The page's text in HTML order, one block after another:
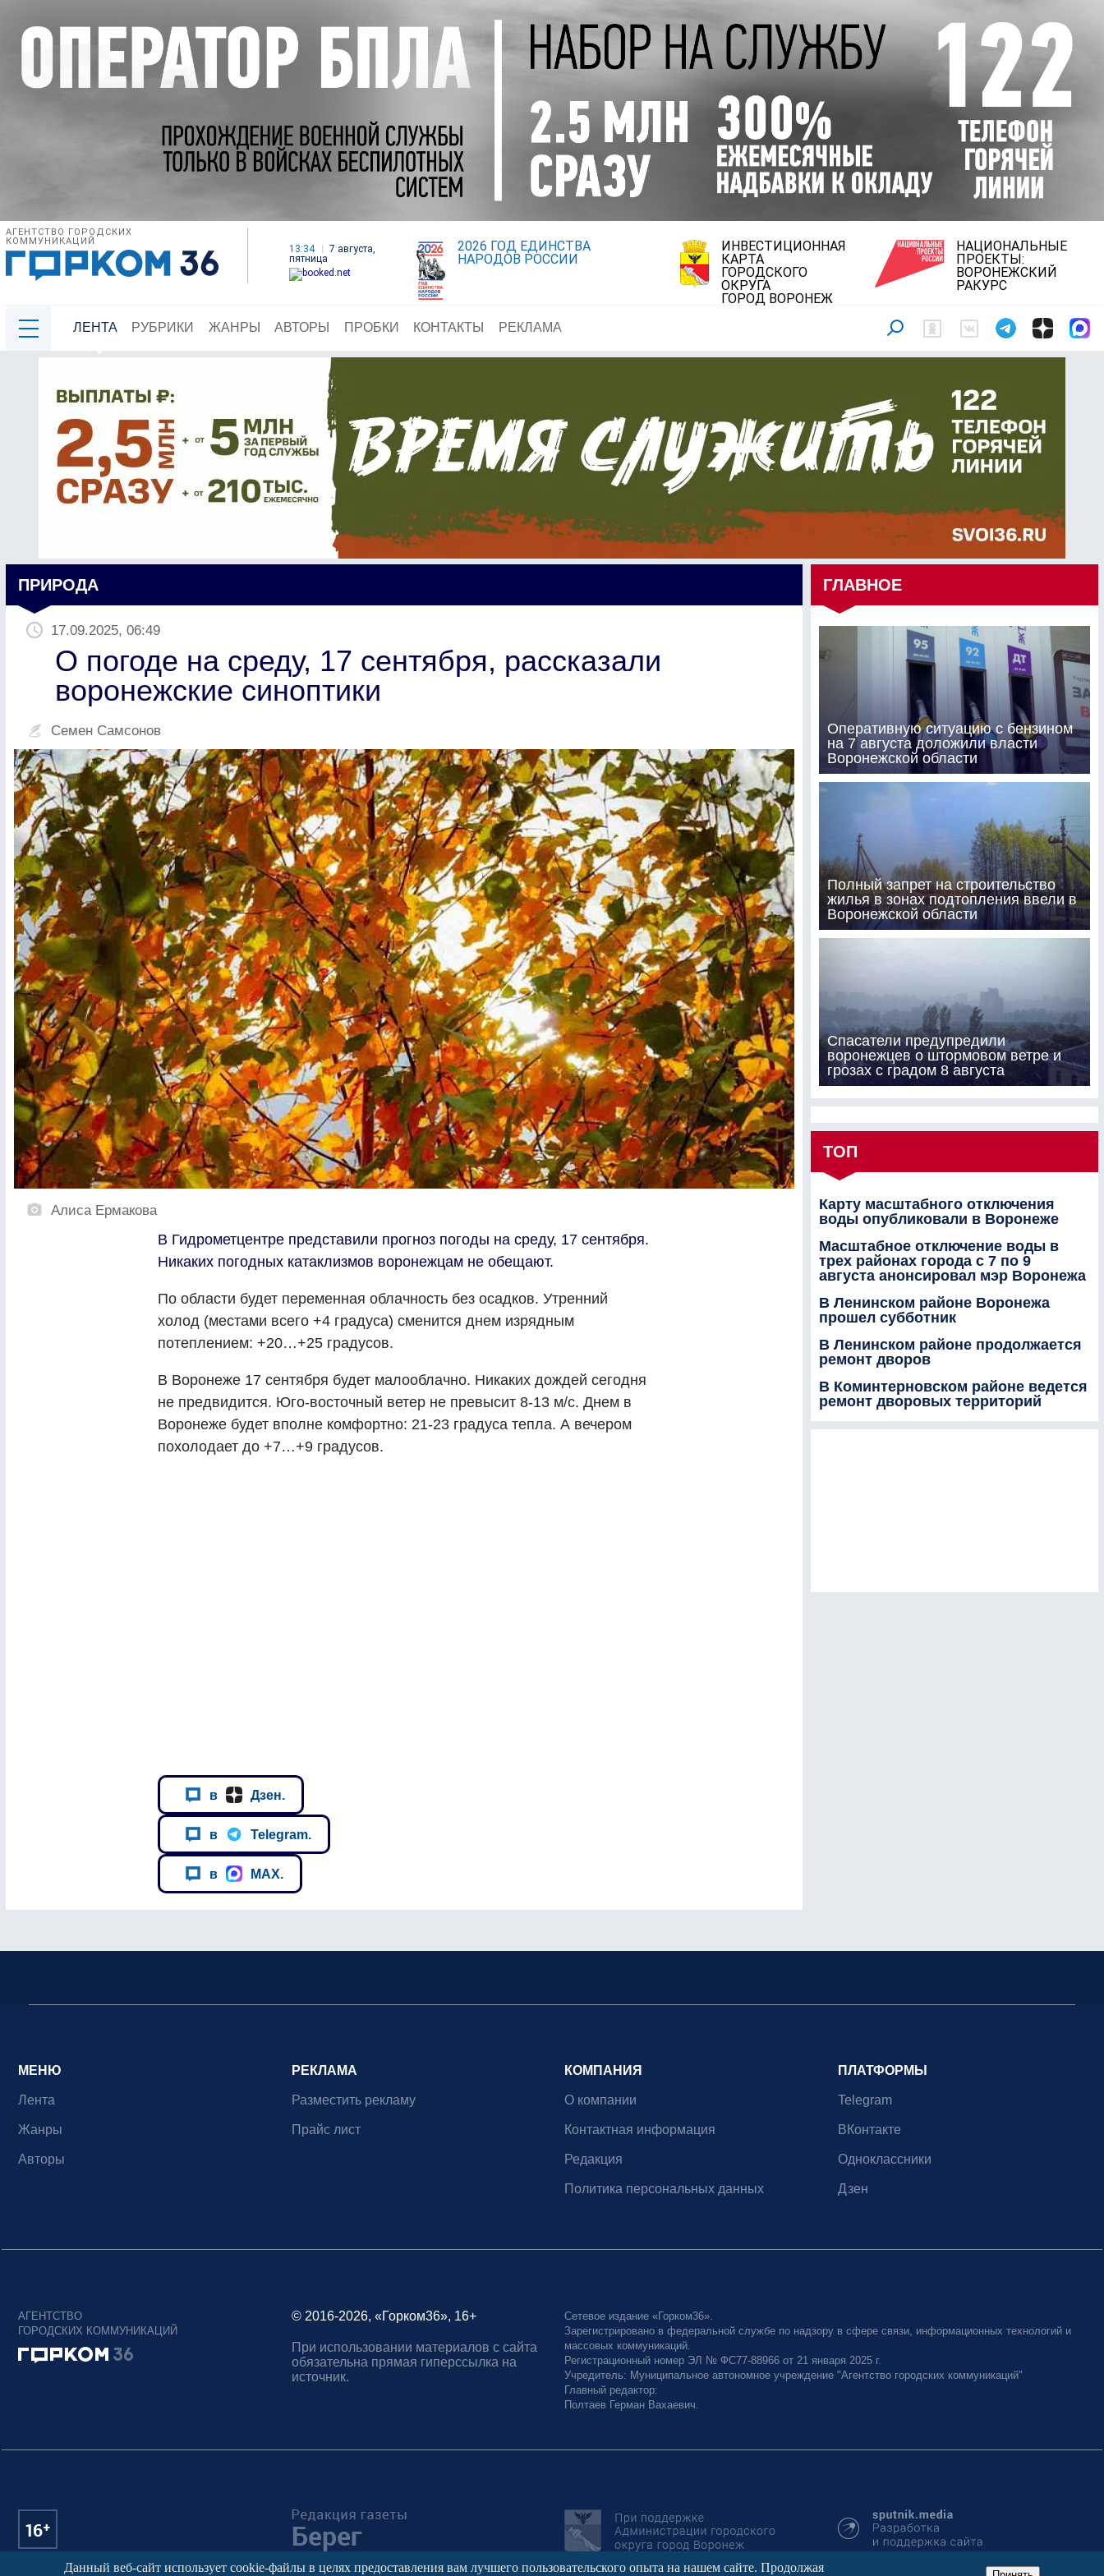
АГЕНТСТВО ГОРОДСКИХ
КОММУНИКАЦИЙ
13:34
7 августа,
пятница
2026 ГОД ЕДИНСТВА
НАРОДОВ РОССИИ
ИНВЕСТИЦИОННАЯ
КАРТА
ГОРОДСКОГО
ОКРУГА
ГОРОД ВОРОНЕЖ
НАЦИОНАЛЬНЫЕ
ПРОЕКТЫ:
ВОРОНЕЖСКИЙ
РАКУРС
ЛЕНТА РУБРИКИ ЖАНРЫ АВТОРЫ ПРОБКИ КОНТАКТЫ РЕКЛАМА
ПРИРОДА
17.09.2025, 06:49
О погоде на среду, 17 сентября, рассказали
воронежские синоптики
Семен Самсонов
Алиса Ермакова
В Гидрометцентре представили прогноз погоды на среду, 17 сентября.
Никаких погодных катаклизмов воронежцам не обещают.
По области будет переменная облачность без осадков. Утренний
холод (местами всего +4 градуса) сменится днем изрядным
потеплением: +20…+25 градусов.
В Воронеже 17 сентября будет малооблачно. Никаких дождей сегодня
не предвидится. Юго-восточный ветер не превысит 8-13 м/с. Днем в
Воронеже будет вполне комфортно: 21-23 градуса тепла. А вечером
похолодает до +7…+9 градусов.
в Дзен.
в Telegram.
в MAX.
ГЛАВНОЕ
Оперативную ситуацию с бензином
на 7 августа доложили власти
Воронежской области
Полный запрет на строительство
жилья в зонах подтопления ввели в
Воронежской области
Спасатели предупредили
воронежцев о штормовом ветре и
грозах с градом 8 августа
ТОП
Карту масштабного отключения
воды опубликовали в Воронеже
Масштабное отключение воды в
трех районах города с 7 по 9
августа анонсировал мэр Воронежа
В Ленинском районе Воронежа
прошел субботник
В Ленинском районе продолжается
ремонт дворов
В Коминтерновском районе ведется
ремонт дворовых территорий
МЕНЮ
Лента
Жанры
Авторы
РЕКЛАМА
Разместить рекламу
Прайс лист
КОМПАНИЯ
О компании
Контактная информация
Редакция
Политика персональных данных
ПЛАТФОРМЫ
Telegram
ВКонтакте
Одноклассники
Дзен
АГЕНТСТВО
ГОРОДСКИХ КОММУНИКАЦИЙ
© 2016-2026, «Горком36», 16+
При использовании материалов с сайта
обязательна прямая гиперссылка на
источник.
Сетевое издание «Горком36».
Зарегистрировано в федеральной службе по надзору в сфере связи, информационных технологий и
массовых коммуникаций.
Регистрационный номер ЭЛ № ФС77-88966 от 21 января 2025 г.
Учредитель: Муниципальное автономное учреждение "Агентство городских коммуникаций"
Главный редактор:
Полтаев Герман Вахаевич.
Данный веб-сайт использует cookie-файлы в целях предоставления вам лучшего пользовательского опыта на нашем сайте. Продолжая